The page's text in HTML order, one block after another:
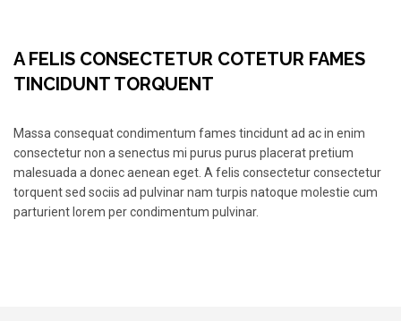
A FELIS CONSECTETUR COTETUR FAMES
TINCIDUNT TORQUENT
Massa consequat condimentum fames tincidunt ad ac in enim
consectetur non a senectus mi purus purus placerat pretium
malesuada a donec aenean eget. A felis consectetur consectetur
torquent sed sociis ad pulvinar nam turpis natoque molestie cum
parturient lorem per condimentum pulvinar.